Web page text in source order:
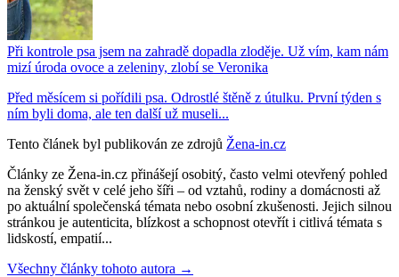
Při kontrole psa jsem na zahradě dopadla zloděje. Už vím, kam nám
mizí úroda ovoce a zeleniny, zlobí se Veronika
Před měsícem si pořídili psa. Odrostlé štěně z útulku. První týden s
ním byli doma, ale ten další už museli...
Tento článek byl publikován ze zdrojů Žena-in.cz
Články ze Žena-in.cz přinášejí osobitý, často velmi otevřený pohled
na ženský svět v celé jeho šíři – od vztahů, rodiny a domácnosti až
po aktuální společenská témata nebo osobní zkušenosti. Jejich silnou
stránkou je autenticita, blízkost a schopnost otevřít i citlivá témata s
lidskostí, empatií...
Všechny články tohoto autora →